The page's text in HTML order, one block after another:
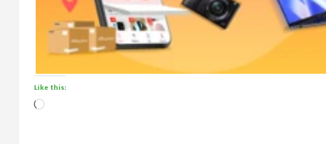
Like this:
Loading…